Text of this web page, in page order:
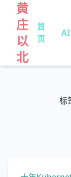
黄
庄
以
北
首
页
AI
标